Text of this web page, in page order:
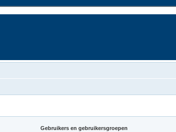
Gebruikers en gebruikersgroepen